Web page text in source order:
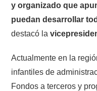
y organizado que
puedan desarrollar
destacó la
Actualmente en la
infantiles de
Fondos a terceros y